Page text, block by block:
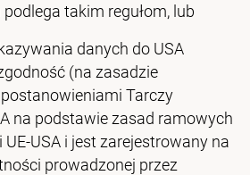
takim regułom, lub
danych do USA
(na zasadzie
Tarczy
na podstawie zasad ramowych
i jest zarejestrowany na
prowadzonej przez